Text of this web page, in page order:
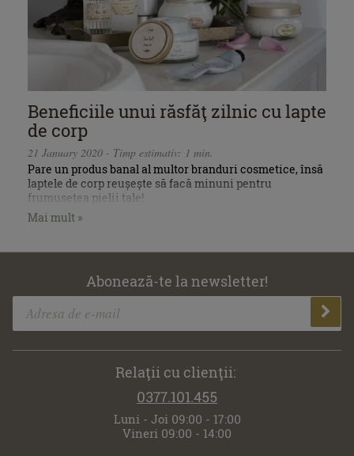
Beneficiile unui răsfăţ zilnic cu lapte
de corp
21 January 2020 - Timp estimativ: 1 min.
Pare un produs banal al multor branduri cosmetice, însă
laptele de corp reușește să facă minuni pentru
frumusețea pielii tale!
Mai mult »
Abonează-te la newsletter!
Relaţii cu clienţii:
0377.101.455
Luni - Joi 09:00 - 17:00
Vineri 09:00 - 14:00